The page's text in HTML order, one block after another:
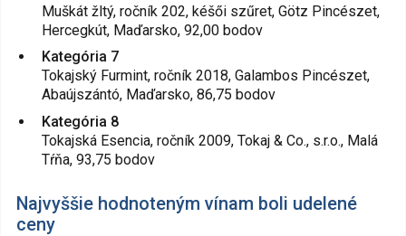
Muškát žltý, ročník 202, kéšői szűret, Götz Pincészet,
Hercegkút, Maďarsko, 92,00 bodov
Kategória 7
Tokajský Furmint, ročník 2018, Galambos Pincészet,
Abaújszántó, Maďarsko, 86,75 bodov
Kategória 8
Tokajská Esencia, ročník 2009, Tokaj & Co., s.r.o., Malá
Tŕňa, 93,75 bodov
Najvyššie hodnoteným vínam boli udelené
ceny